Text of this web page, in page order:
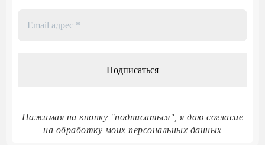
Нажимая на кнопку "подписаться", я даю согласие
на обработку моих персональных данных